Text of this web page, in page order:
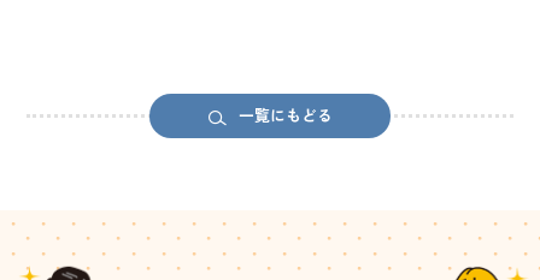
一覧にもどる